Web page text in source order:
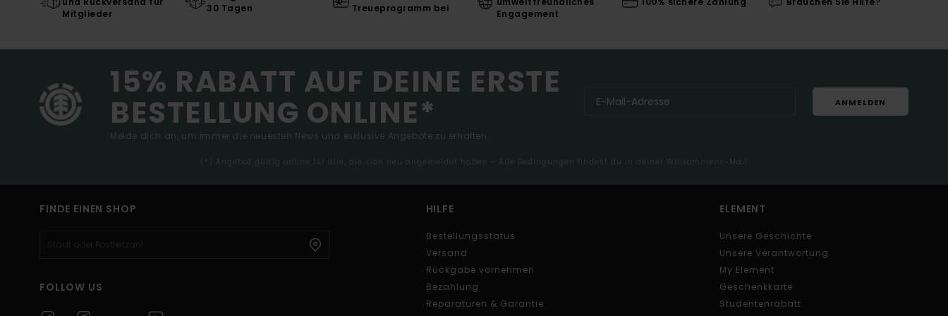
Mitglieder
30 Tagen
Treueprogramm bei
Engagement
15% RABATT AUF DEINE ERSTE
BESTELLUNG ONLINE*
Melde dich an, um immer die neuesten News und exklusive Angebote zu erhalten.
ANMELDEN
(*) Angebot gültig online für alle, die sich neu angemeldet haben - Alle Bedingungen findest du in deiner Willkommens-Mail
FINDE EINEN SHOP
FOLLOW US
HILFE
Bestellungsstatus
Versand
Rückgabe vornehmen
Bezahlung
Reparaturen & Garantie
ELEMENT
Unsere Geschichte
Unsere Verantwortung
My Element
Geschenkkarte
Studentenrabatt